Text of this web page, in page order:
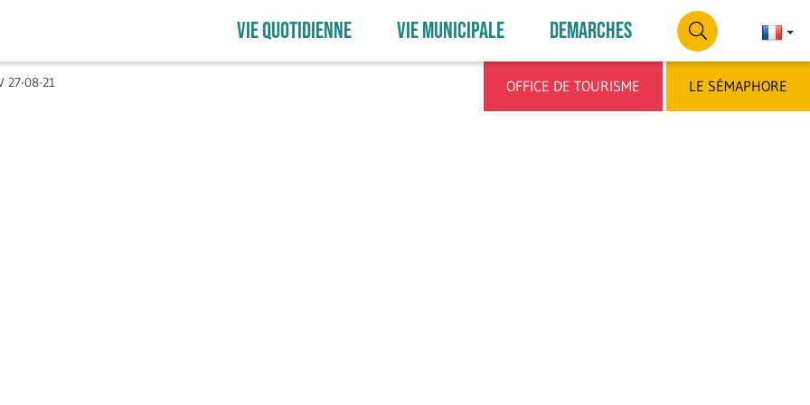
OFFICE DE TOURISME LE SÉMAPHORE
VIE QUOTIDIENNE VIE MUNICIPALE DEMARCHES RECHERCHE
27-08-21